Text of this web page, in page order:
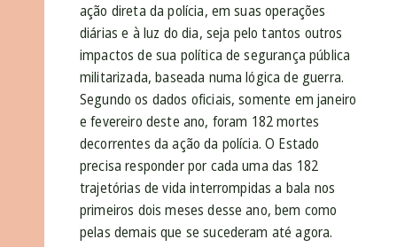
ação direta da polícia, em suas operações
diárias e à luz do dia, seja pelo tantos outros
impactos de sua política de segurança pública
militarizada, baseada numa lógica de guerra.
Segundo os dados oficiais, somente em janeiro
e fevereiro deste ano, foram 182 mortes
decorrentes da ação da polícia. O Estado
precisa responder por cada uma das 182
trajetórias de vida interrompidas a bala nos
primeiros dois meses desse ano, bem como
pelas demais que se sucederam até agora.